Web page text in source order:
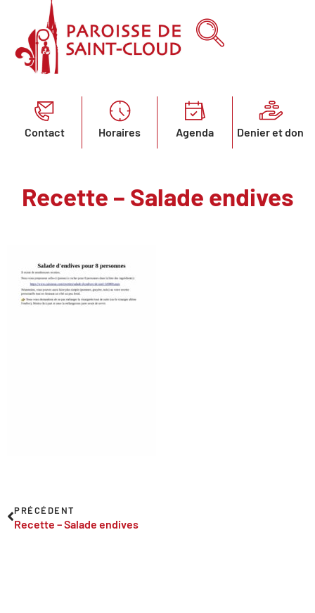
Contact Horaires Agenda Denier et don
Recette – Salade endives
PRÉCÉDENT
Recette – Salade endives